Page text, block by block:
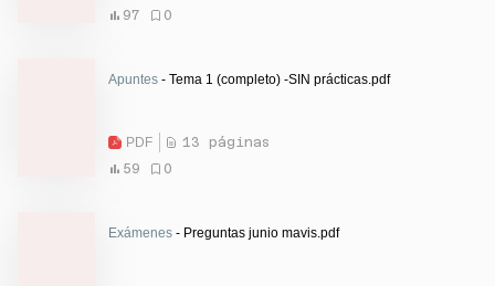
97
0
Apuntes - Tema 1 (completo) -SIN prácticas.pdf
PDF
13 páginas
59
0
Exámenes - Preguntas junio mavis.pdf